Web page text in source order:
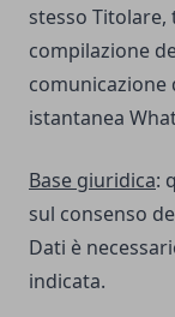
stesso
compilazione
comunicazione
istantanea
Base giuridica:
sul consenso
Dati è
indicata.